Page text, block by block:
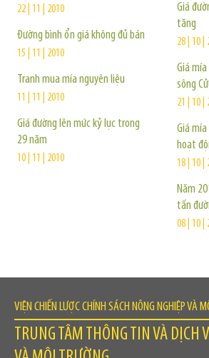
22 | 11 | 2010
Đường bình ổn giá không đủ bán
15 | 11 | 2010
Tranh mua mía nguyên liệu
11 | 11 | 2010
Giá đường lên mức kỷ lục trong
29 năm
10 | 11 | 2010
Giá
tăng
28 | 10 |
Giá
sông
21 | 10 |
Giá
hoạt
18 | 10 |
Năm
tấn
08 | 10 |
VIỆN CHIẾN LƯỢC CHÍNH SÁCH NÔNG NGHIỆP VÀ
TRUNG TÂM THÔNG TIN VÀ DỊCH